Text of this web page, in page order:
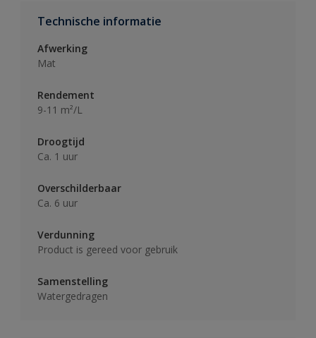
Technische informatie
Afwerking
Mat
Rendement
9-11 m²/L
Droogtijd
Ca. 1 uur
Overschilderbaar
Ca. 6 uur
Verdunning
Product is gereed voor gebruik
Samenstelling
Watergedragen